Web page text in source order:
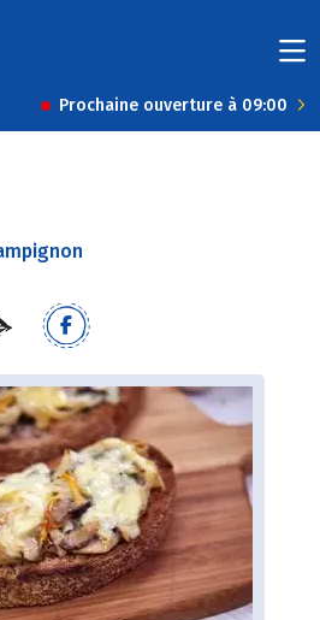
Prochaine ouverture à 09:00